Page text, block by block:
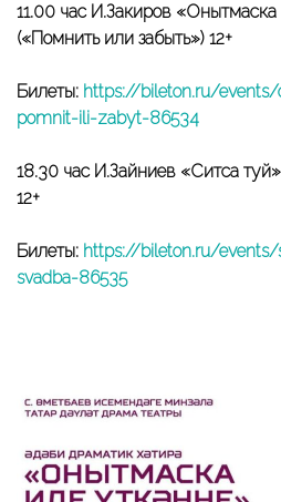
11.00 час И.Закиров «Онытмаска
(«Помнить или забыть») 12+
Билеты: https://bileton.ru/
pomnit-ili-zabyt-86534
18.30 час И.Зайниев «Ситса
12+
Билеты: https://bileton.ru/
svadba-86535